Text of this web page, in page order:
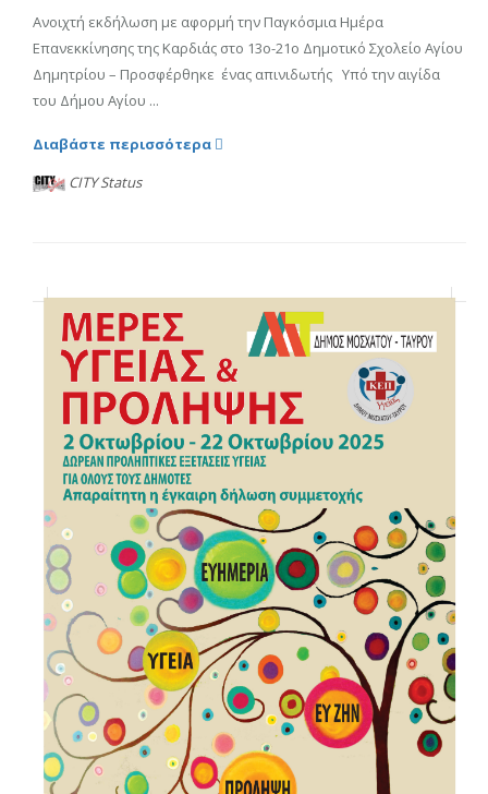
Ανοιχτή εκδήλωση με αφορμή την Παγκόσμια Ημέρα
Επανεκκίνησης της Καρδιάς στο 13ο-21ο Δημοτικό Σχολείο Αγίου
Δημητρίου – Προσφέρθηκε ένας απινιδωτής Υπό την αιγίδα
του Δήμου Αγίου ...
Διαβάστε περισσότερα
CITY Status